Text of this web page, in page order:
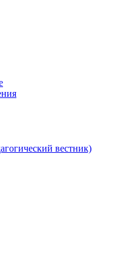
вестник)